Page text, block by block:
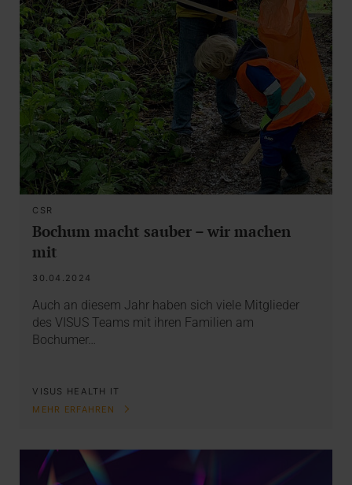
CSR
Bochum macht sauber – wir machen
mit
30.04.2024
Auch an diesem Jahr haben sich viele Mitglieder
des VISUS Teams mit ihren Familien am
Bochumer…
VISUS HEALTH IT
MEHR ERFAHREN